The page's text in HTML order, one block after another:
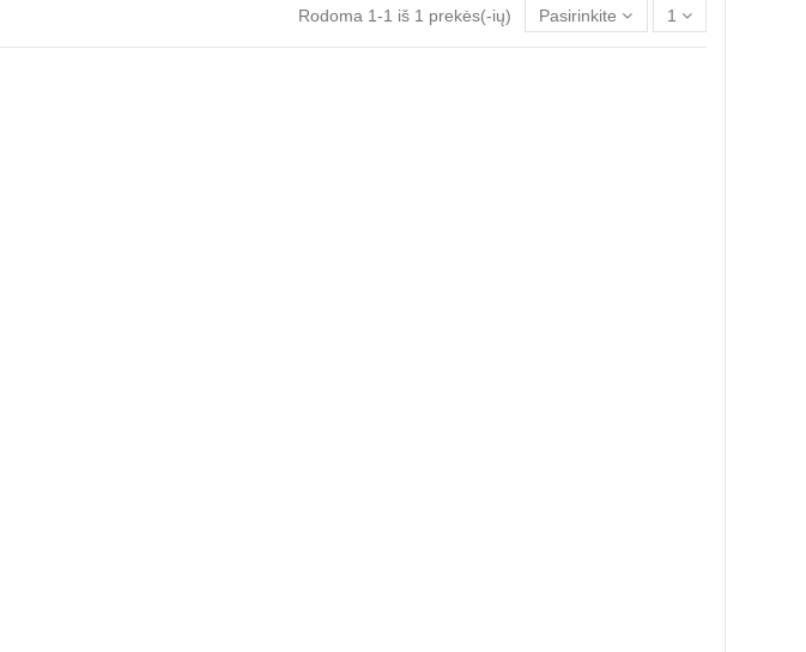
Rodoma 1-1 iš 1 prekės(-ių) Pasirinkite 1